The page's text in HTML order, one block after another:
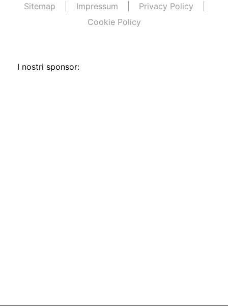
Sitemap Impressum
Privacy Policy
Cookie Policy
I nostri sponsor: